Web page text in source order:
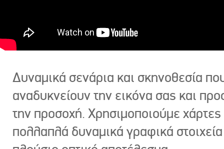
Δυναμικά σενάρια και σκηνοθεσία
αναδυκνείουν την εικόνα σας και
την προσοχή. Χρησιμοποιούμε χάρτες
πολλαπλά δυναμικά γραφικά στοιχεία